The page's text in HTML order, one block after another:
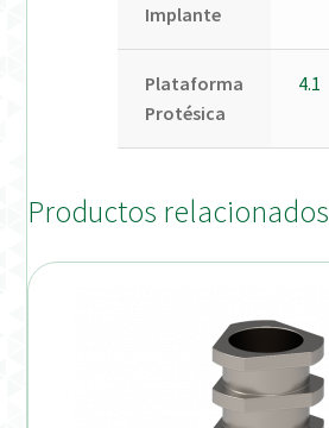
Implante
Plataforma
Protésica
4.1
Productos relacionados